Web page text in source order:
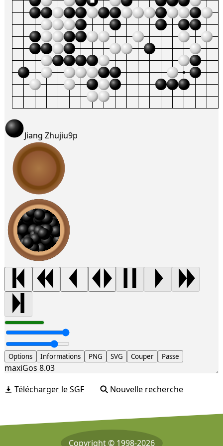
Jiang Zhujiu9p
Options Informations PNG SVG Couper Passe
maxiGos 8.03
Télécharger le SGF
Nouvelle recherche
Copyright © 1998-2026